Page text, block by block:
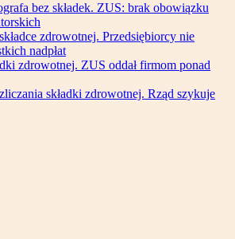
bez składek. ZUS: brak obowiązku
zdrowotnej. Przedsiębiorcy nie
nadpłat
zdrowotnej. ZUS oddał firmom ponad
składki zdrowotnej. Rząd szykuje